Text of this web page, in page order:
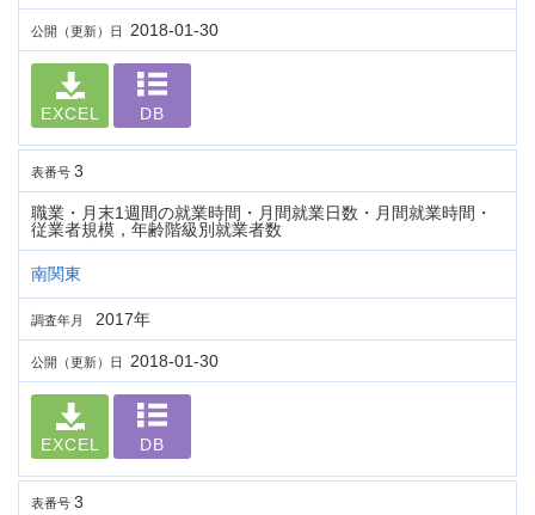
公開（更新）日 2018-01-30
EXCEL DB
表番号 3
職業・月末1週間の就業時間・月間就業日数・月間就業時間・
従業者規模，年齢階級別就業者数
南関東
調査年月 2017年
公開（更新）日 2018-01-30
EXCEL DB
表番号 3